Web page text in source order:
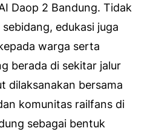
Daop 2 Bandung. Tidak
edukasi juga
warga serta
berada di sekitar jalur
dilaksanakan bersama
komunitas railfans di
sebagai bentuk